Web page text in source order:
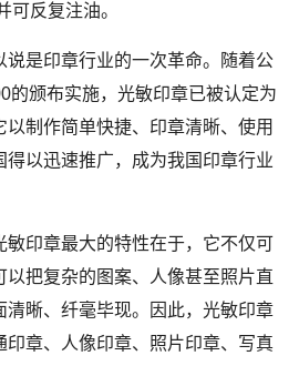
可反复注油。
是印章行业的一次革命。随着公
颁布实施，光敏印章已被认定为
制作简单快捷、印章清晰、使用
以迅速推广，成为我国印章行业
印章最大的特性在于，它不仅可
以把复杂的图案、人像甚至照片直
清晰、纤毫毕现。因此，光敏印章
印章、人像印章、照片印章、写真